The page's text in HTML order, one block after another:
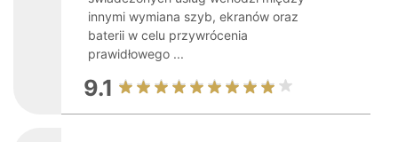
innymi wymiana szyb, ekranów oraz
baterii w celu przywrócenia
prawidłowego ...
9.1